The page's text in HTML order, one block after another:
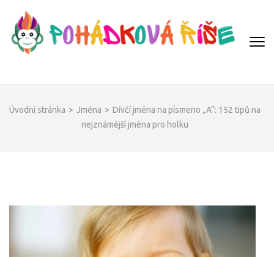
obsah
(Enter)
Úvodní stránka > Jména > Dívčí jména na písmeno „A“: 152 tipů na
nejznámější jména pro holku